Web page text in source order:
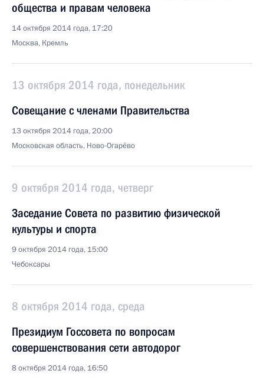
общества и правам человека
14 октября 2014 года, 17:20
Москва, Кремль
13 октября 2014 года, понедельник
Совещание с членами Правительства
13 октября 2014 года, 20:00
Московская область, Ново-Огарёво
9 октября 2014 года, четверг
Заседание Совета по развитию физической
культуры и спорта
9 октября 2014 года, 15:00
Чебоксары
8 октября 2014 года, среда
Президиум Госсовета по вопросам
совершенствования сети автодорог
8 октября 2014 года, 16:50